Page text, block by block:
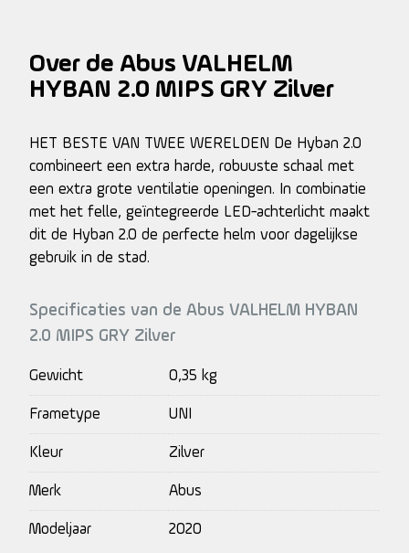
Over de Abus VALHELM
HYBAN 2.0 MIPS GRY Zilver
HET BESTE VAN TWEE WERELDEN De Hyban 2.0
combineert een extra harde, robuuste schaal met
een extra grote ventilatie openingen. In combinatie
met het felle, geïntegreerde LED-achterlicht maakt
dit de Hyban 2.0 de perfecte helm voor dagelijkse
gebruik in de stad.
Specificaties van de Abus VALHELM HYBAN
2.0 MIPS GRY Zilver
Gewicht 0,35 kg
Frametype UNI
Kleur Zilver
Merk Abus
Modeljaar 2020